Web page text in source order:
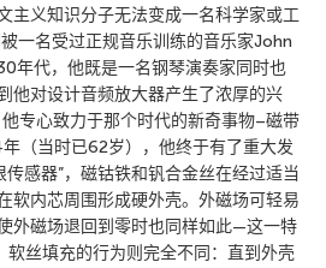
主义知识分子无法变成一名科学家或工
一名受过正规音乐训练的音乐家John
年代，他既是一名钢琴演奏家同时也
他对设计音频放大器产生了浓厚的兴
专心致力于那个时代的新奇事物–磁带
（当时已62岁），他终于有了重大发
感器”，磁钴铁和钒合金丝在经过适当
软内芯周围形成硬外壳。外磁场可轻易
外磁场退回到零时也同样如此—这一特
软丝填充的行为则完全不同：直到外壳